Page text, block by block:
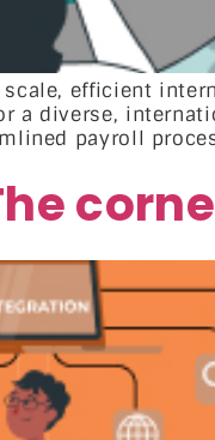
efficient
a diverse,
payroll